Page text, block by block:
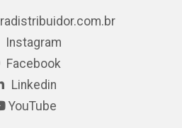
Instagram
Facebook
Linkedin
YouTube